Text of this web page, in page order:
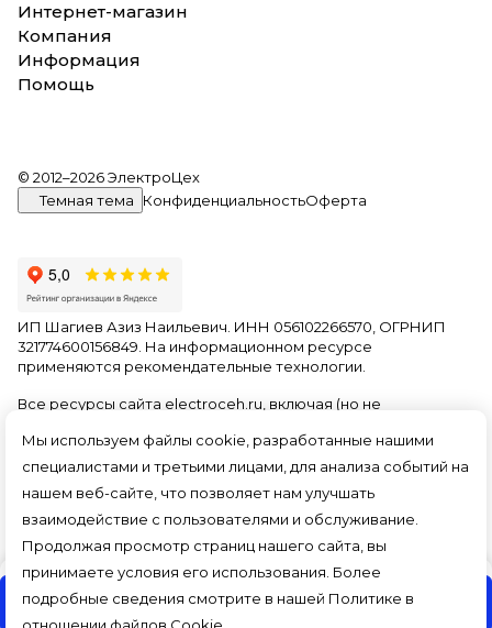
Мы используем файлы cookie, разработанные нашими
специалистами и третьими лицами, для анализа событий на
нашем веб-сайте, что позволяет нам улучшать
взаимодействие с пользователями и обслуживание.
Продолжая просмотр страниц нашего сайта, вы
принимаете условия его использования. Более
подробные сведения смотрите в нашей Политике в
В корзину
Интернет-магазин
Компания
Информация
Помощь
© 2012–2026 ЭлектроЦех
Темная тема
КонфиденциальностьОферта
ИП Шагиев Азиз Наильевич. ИНН 056102266570, ОГРНИП
321774600156849. На информационном ресурсе
применяются рекомендательные технологии
Все ресурсы сайта electroceh.ru, включая (но не
и видео информацию, структуру, дизайн и оформление
страниц, доменное имя, фирменное наименование
являются объектами авторского права и прав на
интеллектуальную собственность, защищены российским
законодательством и международными соглашениями об
охране авторских прав.Читать далее